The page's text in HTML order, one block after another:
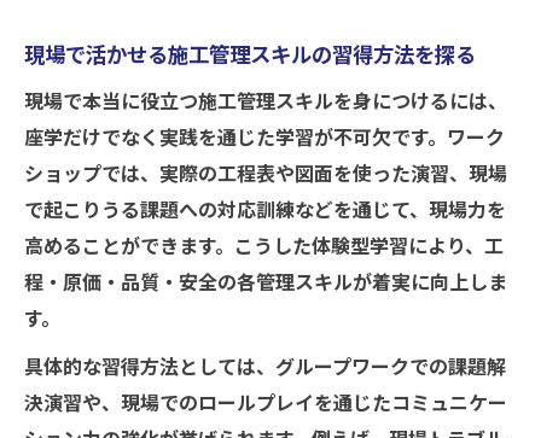
現場で活かせる施工管理スキルの習得方法を探る
現場で本当に役立つ施工管理スキルを身につけるには、
座学だけでなく実践を通じた学習が不可欠です。ワーク
ショップでは、実際の工程表や図面を使った演習、現場
で起こりうる課題への対応訓練などを通じて、現場力を
高めることができます。こうした体験型学習により、工
程・原価・品質・安全の各管理スキルが着実に向上しま
す。
具体的な習得方法としては、グループワークでの課題解
決演習や、現場でのロールプレイを通じたコミュニケー